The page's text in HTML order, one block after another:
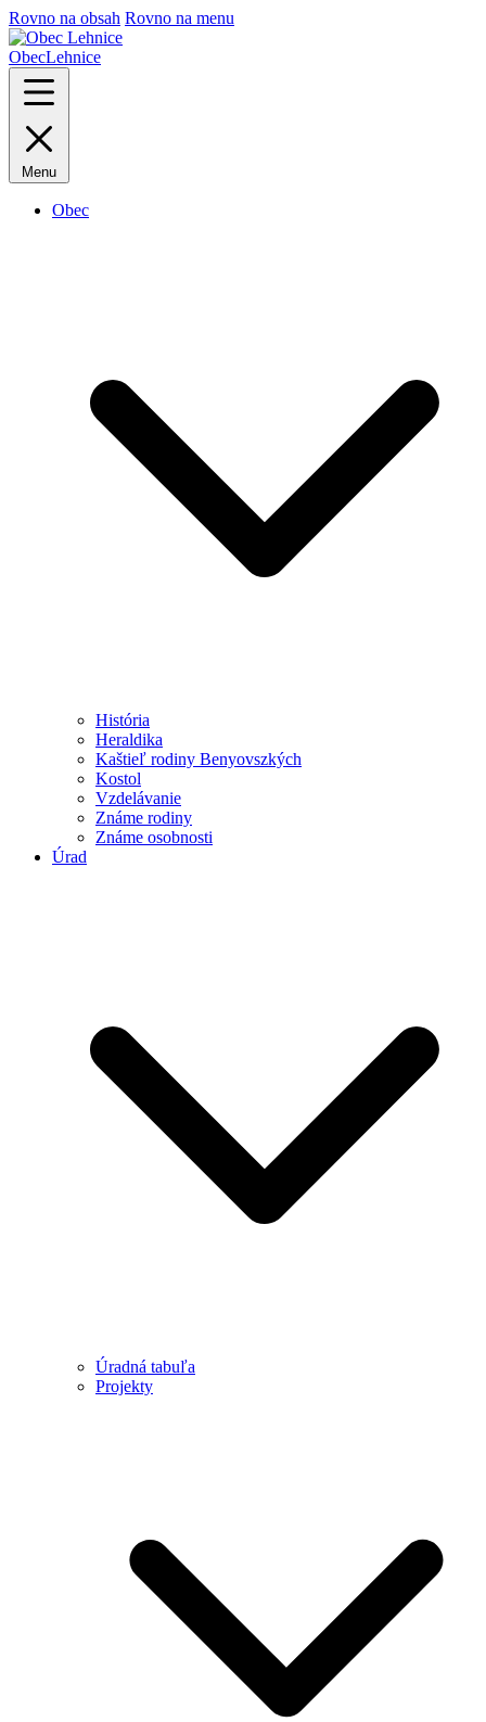
Rovno na obsah Rovno na menu
ObecLehnice
Menu
Obec
História
Heraldika
Kaštieľ rodiny Benyovszkých
Kostol
Vzdelávanie
Známe rodiny
Známe osobnosti
Úrad
Úradná tabuľa
Projekty